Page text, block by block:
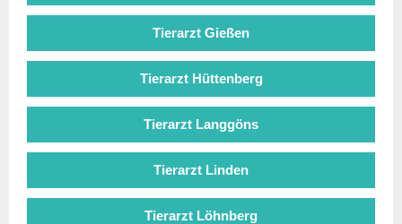
Tierarzt Gießen
Tierarzt Hüttenberg
Tierarzt Langgöns
Tierarzt Linden
Tierarzt Löhnberg